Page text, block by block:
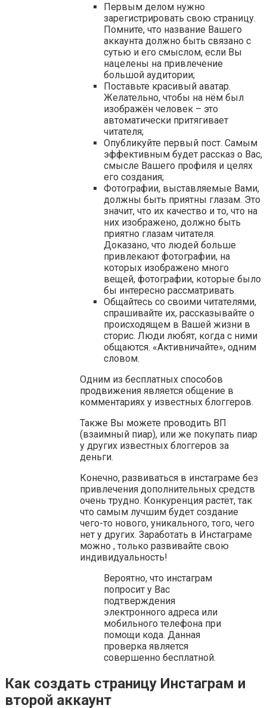
Первым делом нужно
зарегистрировать свою страницу.
Помните, что название Вашего
аккаунта должно быть связано с
сутью и его смыслом, если Вы
нацелены на привлечение
большой аудитории;
Поставьте красивый аватар.
Желательно, чтобы на нём был
изображён человек – это
автоматически притягивает
читателя;
Опубликуйте первый пост. Самым
эффективным будет рассказ о Вас,
смысле Вашего профиля и целях
его создания;
Фотографии, выставляемые Вами,
должны быть приятны глазам. Это
значит, что их качество и то, что на
них изображено, должно быть
приятно глазам читателя.
Доказано, что людей больше
привлекают фотографии, на
которых изображено много
вещей, фотографии, которые было
бы интересно рассматривать.
Общайтесь со своими читателями,
спрашивайте их, рассказывайте о
происходящем в Вашей жизни в
сторис. Люди любят, когда с ними
общаются. «Активничайте», одним
словом.
Одним из бесплатных способов
продвижения является общение в
комментариях у известных блоггеров.
Также Вы можете проводить ВП
(взаимный пиар), или же покупать пиар
у других известных блоггеров за
деньги.
Конечно, развиваться в инстаграме без
привлечения дополнительных средств
очень трудно. Конкуренция растёт, так
что самым лучшим будет создание
чего-то нового, уникального, того, чего
нет у других. Заработать в Инстаграме
можно , только развивайте свою
индивидуальность!
Вероятно, что инстаграм
попросит у Вас
подтверждения
электронного адреса или
мобильного телефона при
помощи кода. Данная
проверка является
совершенно бесплатной.
Как создать страницу Инстаграм и
второй аккаунт